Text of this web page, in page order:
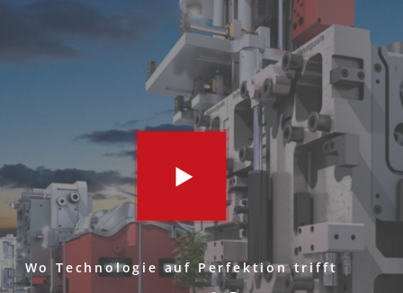
Wo Technologie auf Perfektion trifft